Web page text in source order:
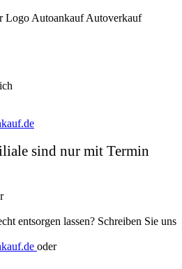
sind nur mit Termin
entsorgen lassen? Schreiben Sie uns
oder